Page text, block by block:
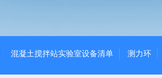
混凝土搅拌站实验室设备清单 测力环